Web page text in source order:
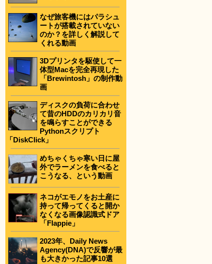
なぜ旅客機にはパラシュ
ートが搭載されていない
のか？を詳しく解説して
くれる動画
3Dプリンタを駆使して一
体型Macを完全再現した
「Brewintosh」の制作動
画
ディスクの負荷に合わせ
て昔のHDDのカリカリ音
を鳴らすことができる
Pythonスクリプト
「DiskClick」
めちゃくちゃ寒い日に屋
外でラーメンを食べると
こうなる、という動画
ネコがエモノをお土産に
持って帰ってくると開か
なくなる画像認識式ドア
「Flappie」
2023年、Daily News
Agency(DNA)で反響が最
も大きかった記事10選